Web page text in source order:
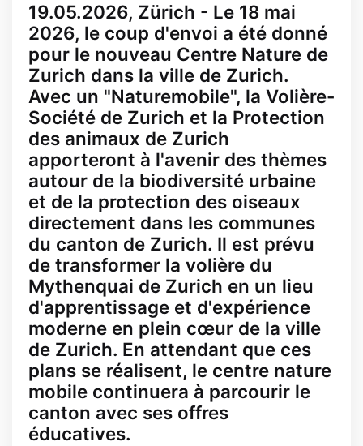
19.05.2026, Zürich - Le 18 mai
2026, le coup d'envoi a été donné
pour le nouveau Centre Nature de
Zurich dans la ville de Zurich.
Avec un "Naturemobile", la Volière-
Société de Zurich et la Protection
des animaux de Zurich
apporteront à l'avenir des thèmes
autour de la biodiversité urbaine
et de la protection des oiseaux
directement dans les communes
du canton de Zurich. Il est prévu
de transformer la volière du
Mythenquai de Zurich en un lieu
d'apprentissage et d'expérience
moderne en plein cœur de la ville
de Zurich. En attendant que ces
plans se réalisent, le centre nature
mobile continuera à parcourir le
canton avec ses offres
éducatives.